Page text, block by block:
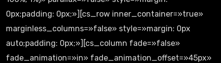
0px;padding: 0px;»][cs_row inner_container=»true»
marginless_columns=»false» style=»margin: 0px
auto;padding: 0px;»][cs_column fade=»false»
fade_animation=»in» fade_animation_offset=»45px»